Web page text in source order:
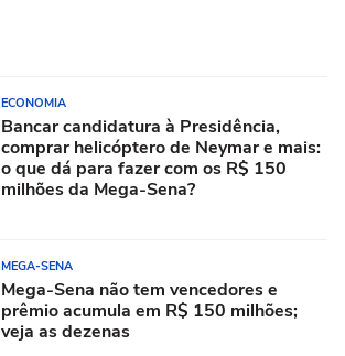
ECONOMIA
Bancar candidatura à Presidência,
comprar helicóptero de Neymar e mais:
o que dá para fazer com os R$ 150
milhões da Mega-Sena?
MEGA-SENA
Mega-Sena não tem vencedores e
prêmio acumula em R$ 150 milhões;
veja as dezenas